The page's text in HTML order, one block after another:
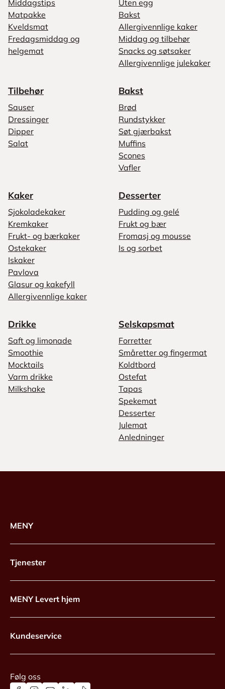
Middagstips
Matpakke
Kveldsmat
Fredagsmiddag og
helgemat
Uten egg
Bakst
Allergivennlige kaker
Middag og tilbehør
Snacks og søtsaker
Allergivennlige julekaker
Tilbehør
Sauser
Dressinger
Dipper
Salat
Bakst
Brød
Rundstykker
Søt gjærbakst
Muffins
Scones
Vafler
Kaker
Sjokoladekaker
Kremkaker
Frukt- og bærkaker
Ostekaker
Iskaker
Pavlova
Glasur og kakefyll
Allergivennlige kaker
Desserter
Pudding og gelé
Frukt og bær
Fromasj og mousse
Is og sorbet
Drikke
Saft og limonade
Smoothie
Mocktails
Varm drikke
Milkshake
Selskapsmat
Forretter
Småretter og fingermat
Koldtbord
Ostefat
Tapas
Spekemat
Desserter
Julemat
Anledninger
MENY
Tjenester
MENY Levert hjem
Kundeservice
Følg oss